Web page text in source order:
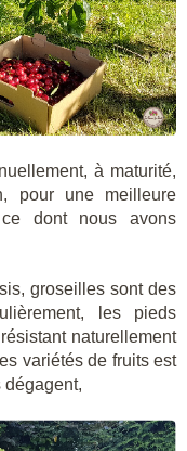
à maturité,
pour une meilleure
dont nous avons
groseilles sont des
les pieds
naturellement
variétés de fruits est
dégagent,